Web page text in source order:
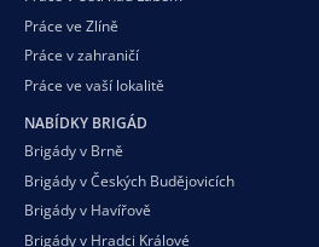
Práce ve Zlíně
Práce v zahraničí
Práce ve vaší lokalitě
NABÍDKY BRIGÁD
Brigády v Brně
Brigády v Českých Budějovicích
Brigády v Havířově
Brigády v Hradci Králové